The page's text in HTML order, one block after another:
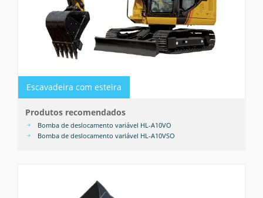
Escavadeira com esteira
Produtos recomendados
Bomba de deslocamento variável HL-A10VO
Bomba de deslocamento variável HL-A10VSO